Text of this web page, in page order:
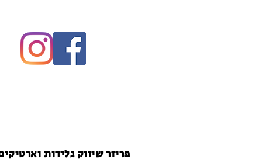
פריזר שיווק גלידות